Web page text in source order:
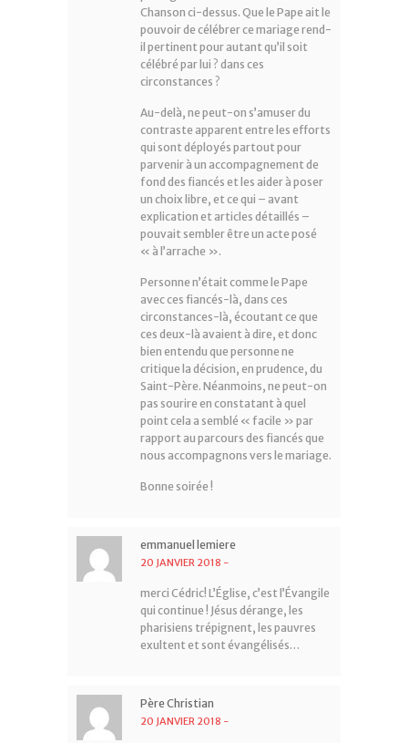
Chanson ci-dessus. Que le Pape ait le
pouvoir de célébrer ce mariage rend-
il pertinent pour autant qu’il soit
célébré par lui ? dans ces
circonstances ?
Au-delà, ne peut-on s’amuser du
contraste apparent entre les efforts
qui sont déployés partout pour
parvenir à un accompagnement de
fond des fiancés et les aider à poser
un choix libre, et ce qui – avant
explication et articles détaillés –
pouvait sembler être un acte posé
« à l’arrache ».
Personne n’était comme le Pape
avec ces fiancés-là, dans ces
circonstances-là, écoutant ce que
ces deux-là avaient à dire, et donc
bien entendu que personne ne
critique la décision, en prudence, du
Saint-Père. Néanmoins, ne peut-on
pas sourire en constatant à quel
point cela a semblé « facile » par
rapport au parcours des fiancés que
nous accompagnons vers le mariage.
Bonne soirée !
emmanuel lemiere
20 JANVIER 2018 -
merci Cédric! L’Église, c’est l’Évangile
qui continue ! Jésus dérange, les
pharisiens trépignent, les pauvres
exultent et sont évangélisés…
Père Christian
20 JANVIER 2018 -